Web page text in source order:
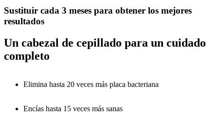
Sustituir cada 3 meses para obtener los mejores
resultados
Un cabezal de cepillado para un cuidado
completo
Elimina hasta 20 veces más placa bacteriana
Encías hasta 15 veces más sanas